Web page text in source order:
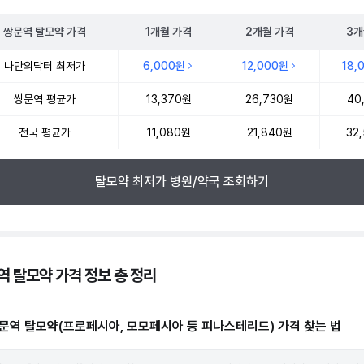
쌍문역 탈모약가격 1개월 가격 2개월 가격 3
나만의닥터 최저가 6,000원 12,000원
쌍문역 평균가 13,370원 26,730원
전국 평균가 11,080원 21,840원
탈모약 최저가 병원/약국 조회하기
탈모약 가격 정보 총 정리
역 탈모약(프로페시아, 모모페시아 등 피나스테리드) 가격 찾는 법